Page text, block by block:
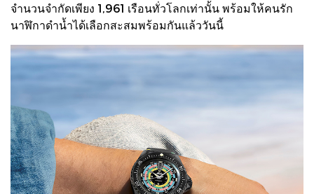
จำนวนจำกัดเพียง 1,961 เรือนทั่วโลกเท่านั้น พร้อมให้คนรัก
นาฬิกาดำน้ำได้เลือกสะสมพร้อมกันแล้ววันนี้